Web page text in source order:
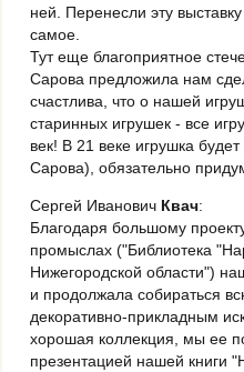
ней. Перенесли эту
самое.
Тут еще благоприятное
Сарова предложила нам
счастлива, что о нашей
старинных игрушек - все
век! В 21 веке игрушка
Сарова), обязательно
Сергей Иванович Квач:
Благодаря большому
промыслах ("Библиотека
Нижегородской области")
и продолжала собираться
декоративно-прикладным
хорошая коллекция, мы ее
презентацией нашей книги